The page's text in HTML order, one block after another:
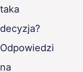
taka
decyzja?
Odpowiedzi
na